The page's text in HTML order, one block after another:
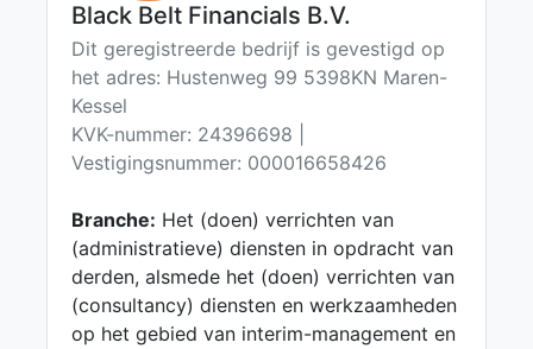
Black Belt Financials B.V.
Dit geregistreerde bedrijf is gevestigd op
het adres: Hustenweg 99 5398KN Maren-
Kessel
KVK-nummer: 24396698 |
Vestigingsnummer: 000016658426
Branche: Het (doen) verrichten van
(administratieve) diensten in opdracht van
derden, alsmede het (doen) verrichten van
(consultancy) diensten en werkzaamheden
op het gebied van interim-management en